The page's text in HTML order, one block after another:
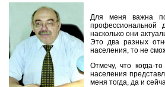
Для меня важна
профессиональной
насколько они
Это два разных
населения, то не
Отмечу, что когда-
населения
меня тогда, да и